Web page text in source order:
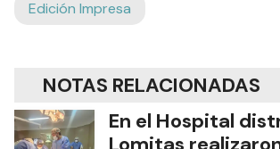
Edición Impresa
NOTAS RELACIONADAS
En el Hospital